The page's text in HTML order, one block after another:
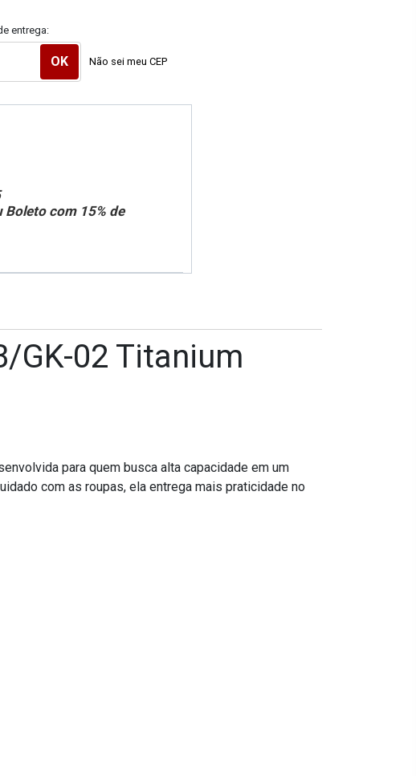
entrega:
Não sei meu CEP
Boleto com 15% de
GK-02 Titanium
para quem busca alta capacidade em um
com as roupas, ela entrega mais praticidade no